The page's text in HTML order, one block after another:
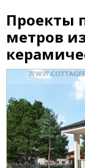
Проекты
метров